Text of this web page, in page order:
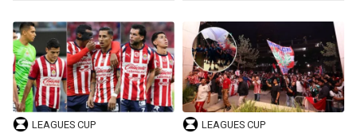
LEAGUES CUP LEAGUES CUP